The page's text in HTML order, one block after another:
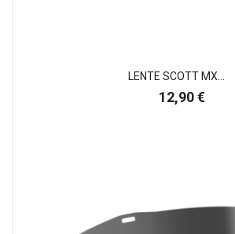
LENTE SCOTT MX...
Preço
12,90 €